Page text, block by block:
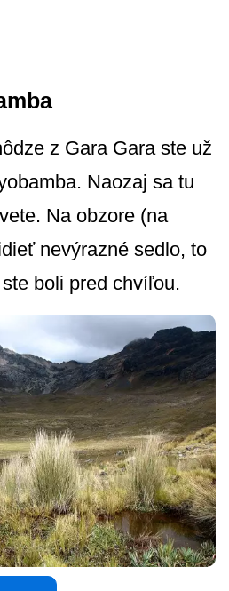
z Gara Gara ste už
Naozaj sa tu
Na obzore (na
nevýrazné sedlo, to
boli pred chvíľou.